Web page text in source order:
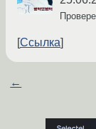
Ссылка
←